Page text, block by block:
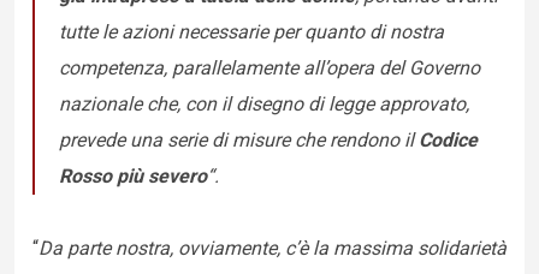
tutte le azioni necessarie per quanto di nostra
competenza, parallelamente all’opera del Governo
nazionale che, con il disegno di legge approvato,
prevede una serie di misure che rendono ilCodice
Rosso più severo“.
“Da parte nostra, ovviamente, c’è la massima solidarietà